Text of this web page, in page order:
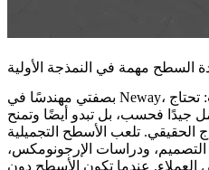
السطح مهمة في النمذجة الأولية
بصفتي مهندسًا في Neway، أرى التحدّي نفسه عبر الصناعات: تحتاج
جيدًا فحسب، بل تبدو أيضًا وتمنح
الحقيقي. تلعب الأسطح التجميلية
التصميم، ودراسات الإرجونومكس،
عندما تكون الأسطح دون